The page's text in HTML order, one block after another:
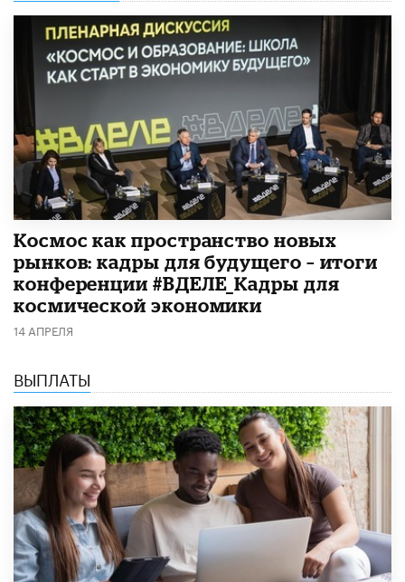
Космос как пространство новых
рынков: кадры для будущего – итоги
конференции #ВДЕЛЕ_Кадры для
космической экономики
14 АПРЕЛЯ
ВЫПЛАТЫ